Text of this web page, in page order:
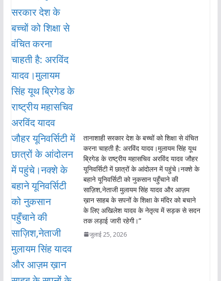
तानाशाही सरकार देश के बच्चों को शिक्षा से वंचित
करना चाहती है: अरविंद यादव।मुलायम सिंह यूथ
ब्रिगेड के राष्ट्रीय महासचिव अरविंद यादव जौहर
यूनिवर्सिटी में छात्रों के आंदोलन में पहुंचे।नक्शे के
बहाने यूनिवर्सिटी को नुकसान पहुँचाने की
साज़िश,नेताजी मुलायम सिंह यादव और आज़म
ख़ान साहब के सपनों के शिक्षा के मंदिर को बचाने
के लिए अखिलेश यादव के नेतृत्व में सड़क से सदन
तक लड़ाई जारी रहेगी।”
जुलाई 25, 2026